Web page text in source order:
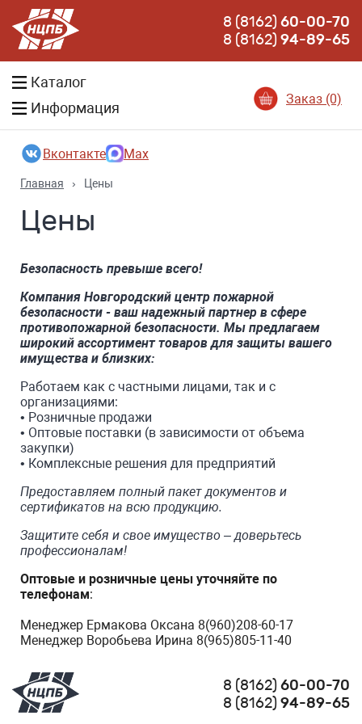
8 (8162)60-00-70
8 (8162)94-89-65
Каталог
Информация
Заказ (0)
Вконтакте Max
Главная › Цены
Цены
Безопасность превыше всего!
Компания Новгородский центр пожарной
безопасности - ваш надежный партнер в сфере
противопожарной безопасности. Мы предлагаем
широкий ассортимент товаров для защиты вашего
имущества и близких:
Работаем как с частными лицами, так и с
организациями:
• Розничные продажи
• Оптовые поставки (в зависимости от объема
закупки)
• Комплексные решения для предприятий
Предоставляем полный пакет документов и
сертификатов на всю продукцию.
Защитите себя и свое имущество – доверьтесь
профессионалам!
Оптовые и розничные цены уточняйте по
телефонам:
Менеджер Ермакова Оксана 8(960)208-60-17
Менеджер Воробьева Ирина 8(965)805-11-40
8 (8162)60-00-70
8 (8162)94-89-65